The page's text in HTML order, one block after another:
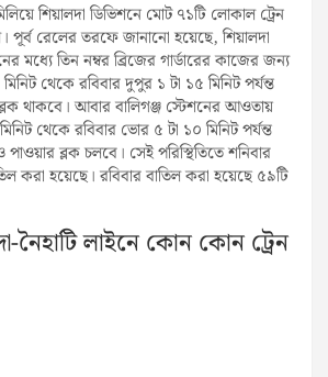
শিয়ালদা ডিভিশনে মোট ৭১টি লোকাল ট্রেন
পূর্ব রেলের তরফে জানানো হয়েছে, শিয়ালদা
মধ্যে তিন নম্বর ব্রিজের গার্ডারের কাজের জন্য
থেকে রবিবার দুপুর ১ টা ১৫ মিনিট পর্যন্ত
থাকবে। আবার বালিগঞ্জ স্টেশনের আওতায়
থেকে রবিবার ভোর ৫ টা ১০ মিনিট পর্যন্ত
পাওয়ার ব্লক চলবে। সেই পরিস্থিতিতে শনিবার
করা হয়েছে। রবিবার বাতিল করা হয়েছে ৫৯টি
নৈহাটি লাইনে কোন কোন ট্রেন